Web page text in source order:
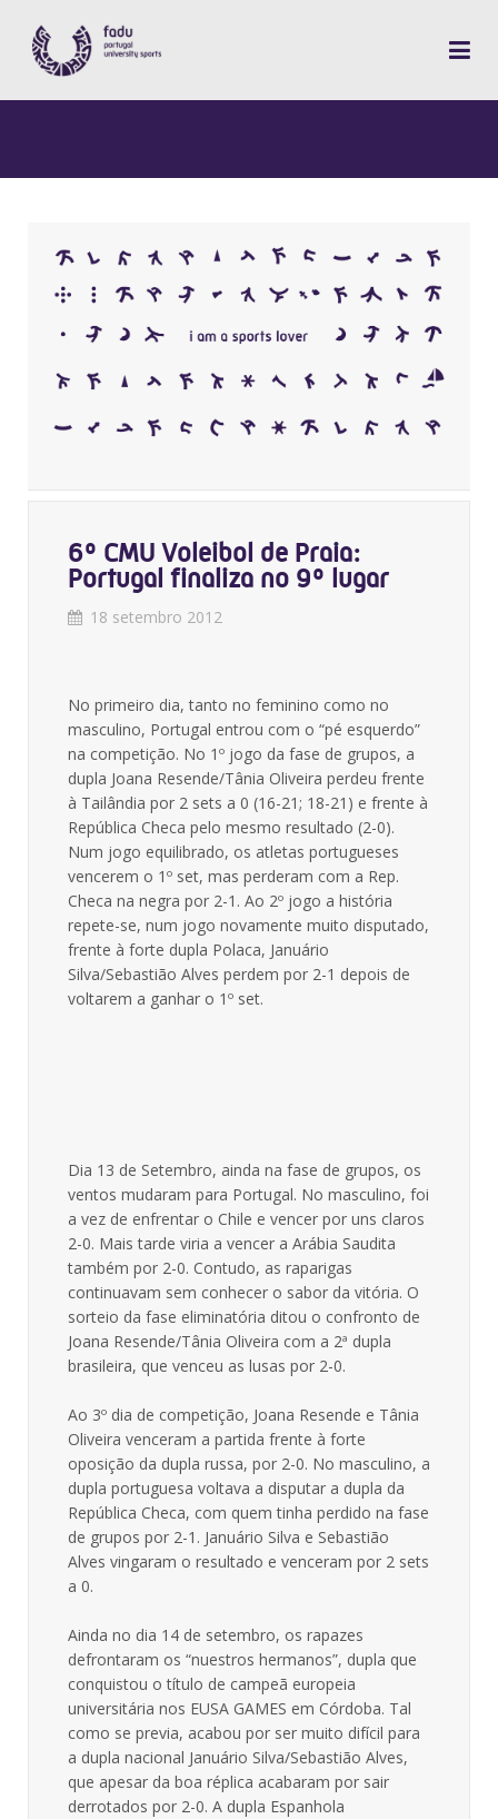
6º CMU Voleibol de Praia:
Portugal finaliza no 9º lugar
18 setembro 2012
No primeiro dia, tanto no feminino como no
masculino, Portugal entrou com o “pé esquerdo”
na competição. No 1º jogo da fase de grupos, a
dupla Joana Resende/Tânia Oliveira perdeu frente
à Tailândia por 2 sets a 0 (16-21; 18-21) e frente à
República Checa pelo mesmo resultado (2-0).
Num jogo equilibrado, os atletas portugueses
vencerem o 1º set, mas perderam com a Rep.
Checa na negra por 2-1. Ao 2º jogo a história
repete-se, num jogo novamente muito disputado,
frente à forte dupla Polaca, Januário
Silva/Sebastião Alves perdem por 2-1 depois de
voltarem a ganhar o 1º set.
Dia 13 de Setembro, ainda na fase de grupos, os
ventos mudaram para Portugal. No masculino, foi
a vez de enfrentar o Chile e vencer por uns claros
2-0. Mais tarde viria a vencer a Arábia Saudita
também por 2-0. Contudo, as raparigas
continuavam sem conhecer o sabor da vitória. O
sorteio da fase eliminatória ditou o confronto de
Joana Resende/Tânia Oliveira com a 2ª dupla
brasileira, que venceu as lusas por 2-0.
Ao 3º dia de competição, Joana Resende e Tânia
Oliveira venceram a partida frente à forte
oposição da dupla russa, por 2-0. No masculino, a
dupla portuguesa voltava a disputar a dupla da
República Checa, com quem tinha perdido na fase
de grupos por 2-1. Januário Silva e Sebastião
Alves vingaram o resultado e venceram por 2 sets
a 0.
Ainda no dia 14 de setembro, os rapazes
defrontaram os “nuestros hermanos”, dupla que
conquistou o título de campeã europeia
universitária nos EUSA GAMES em Córdoba. Tal
como se previa, acabou por ser muito difícil para
a dupla nacional Januário Silva/Sebastião Alves,
que apesar da boa réplica acabaram por sair
derrotados por 2-0. A dupla Espanhola